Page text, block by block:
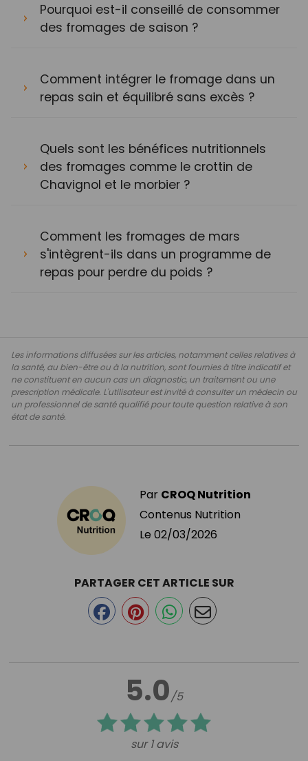
Pourquoi est-il conseillé de consommer
des fromages de saison ?
Comment intégrer le fromage dans un
repas sain et équilibré sans excès ?
Quels sont les bénéfices nutritionnels
des fromages comme le crottin de
Chavignol et le morbier ?
Comment les fromages de mars
s'intègrent-ils dans un programme de
repas pour perdre du poids ?
Les informations diffusées sur les articles, notamment celles relatives à
la santé, au bien-être ou à la nutrition, sont fournies à titre indicatif et
ne constituent en aucun cas un diagnostic, un traitement ou une
prescription médicale. L'utilisateur est invité à consulter un médecin ou
un professionnel de santé qualifié pour toute question relative à son
état de santé.
Par CROQ Nutrition
Contenus Nutrition
Le 02/03/2026
5.0/5
sur 1 avis
PARTAGER CET ARTICLE SUR